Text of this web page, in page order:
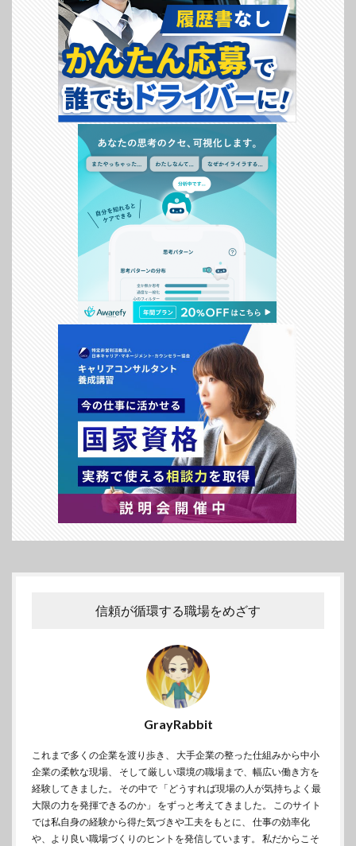
信頼が循環する職場をめざす
GrayRabbit
これまで多くの企業を渡り歩き、 大手企業の整った仕組みから中小
企業の柔軟な現場、 そして厳しい環境の職場まで、幅広い働き方を
経験してきました。 その中で 「どうすれば現場の人が気持ちよく最
大限の力を発揮できるのか」 をずっと考えてきました。 このサイト
では私自身の経験から得た気づきや工夫をもとに、 仕事の効率化
や、より良い職場づくりのヒントを発信しています。 私だからこそ